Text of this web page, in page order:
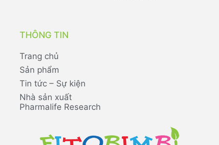
THÔNG TIN
Trang chủ
Sản phẩm
Tin tức – Sự kiện
Nhà sản xuất
Pharmalife Research